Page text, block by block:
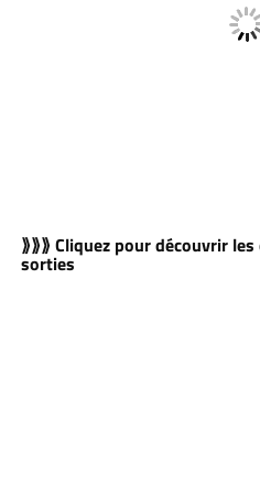
⟫⟫⟫ Cliquez pour découvrir
sorties